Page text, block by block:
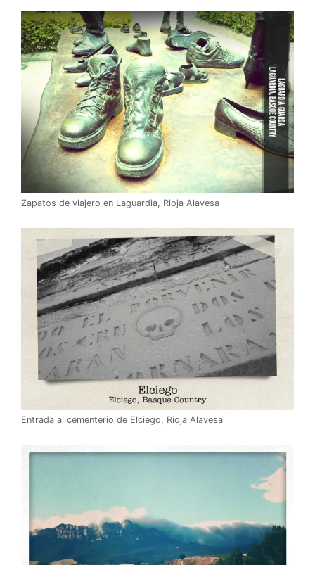
Zapatos de viajero en Laguardia, Rioja Alavesa
Entrada al cementerio de Elciego, Rioja Alavesa